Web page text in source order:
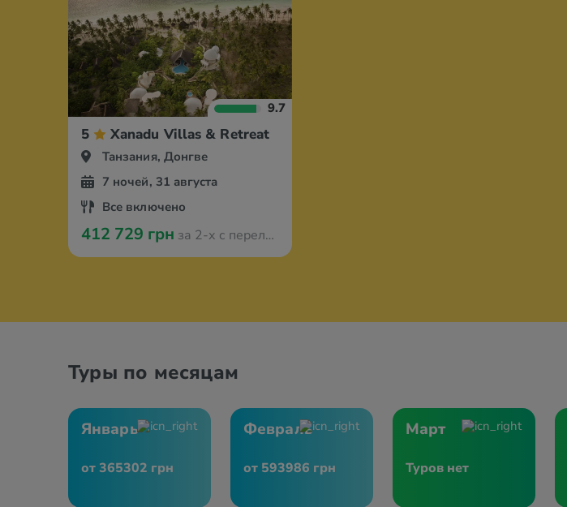
9.7
5 Xanadu Villas & Retreat
Танзания, Донгве
7 ночей, 31 августа
Все включено
412 729 грн за 2-х с перелётом из Варшавы
Туры по месяцам
Январь
от 365302 грн
Февраль
от 593986 грн
Март
Туров нет